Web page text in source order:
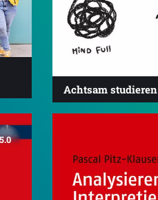
Achtsam studieren
5.0